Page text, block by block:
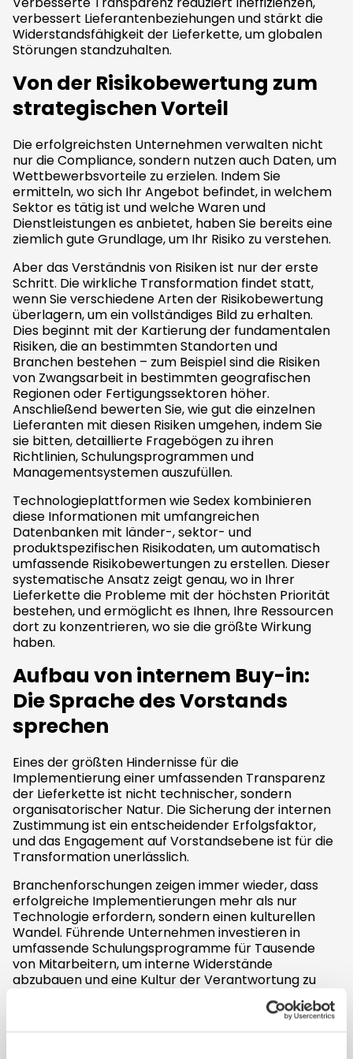
verbessert Lieferantenbeziehungen und stärkt die
Widerstandsfähigkeit der Lieferkette, um globalen
Störungen standzuhalten.
Von der Risikobewertung zum
strategischen Vorteil
Die erfolgreichsten Unternehmen verwalten nicht
nur die Compliance, sondern nutzen auch Daten, um
Wettbewerbsvorteile zu erzielen. Indem Sie
ermitteln, wo sich Ihr Angebot befindet, in welchem
Sektor es tätig ist und welche Waren und
Dienstleistungen es anbietet, haben Sie bereits eine
ziemlich gute Grundlage, um Ihr Risiko zu verstehen.
Aber das Verständnis von Risiken ist nur der erste
Schritt. Die wirkliche Transformation findet statt,
wenn Sie verschiedene Arten der Risikobewertung
überlagern, um ein vollständiges Bild zu erhalten.
Dies beginnt mit der Kartierung der fundamentalen
Risiken, die an bestimmten Standorten und
Branchen bestehen – zum Beispiel sind die Risiken
von Zwangsarbeit in bestimmten geografischen
Regionen oder Fertigungssektoren höher.
Anschließend bewerten Sie, wie gut die einzelnen
Lieferanten mit diesen Risiken umgehen, indem Sie
sie bitten, detaillierte Fragebögen zu ihren
Richtlinien, Schulungsprogrammen und
Managementsystemen auszufüllen.
Technologieplattformen wie Sedex kombinieren
diese Informationen mit umfangreichen
Datenbanken mit länder-, sektor- und
produktspezifischen Risikodaten, um automatisch
umfassende Risikobewertungen zu erstellen. Dieser
systematische Ansatz zeigt genau, wo in Ihrer
Lieferkette die Probleme mit der höchsten Priorität
bestehen, und ermöglicht es Ihnen, Ihre Ressourcen
dort zu konzentrieren, wo sie die größte Wirkung
haben.
Aufbau von internem Buy-in:
Die Sprache des Vorstands
sprechen
Eines der größten Hindernisse für die
Implementierung einer umfassenden Transparenz
der Lieferkette ist nicht technischer, sondern
organisatorischer Natur. Die Sicherung der internen
Zustimmung ist ein entscheidender Erfolgsfaktor,
und das Engagement auf Vorstandsebene ist für die
Transformation unerlässlich.
Branchenforschungen zeigen immer wieder, dass
erfolgreiche Implementierungen mehr als nur
Technologie erfordern, sondern einen kulturellen
Wandel. Führende Unternehmen investieren in
umfassende Schulungsprogramme für Tausende
von Mitarbeitern, um interne Widerstände
abzubauen und eine Kultur der Verantwortung zu
fördern. Der Schlüssel liegt darin, greifbare
Geschäftsvorteile aufzuzeigen, anstatt Transparenz
als Compliance-Belastung darzustellen.